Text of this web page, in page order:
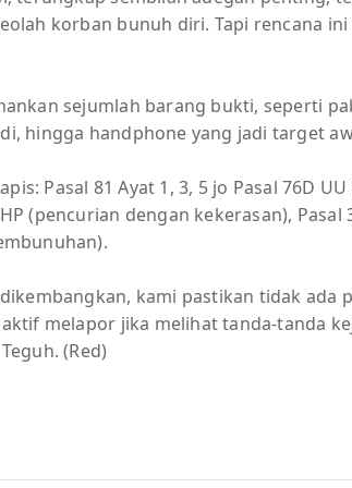
korban bunuh diri. Tapi rencana
sejumlah barang bukti, seperti
hingga handphone yang jadi target
Pasal 81 Ayat 1, 3, 5 jo Pasal 76D
(pencurian dengan kekerasan), Pasal
kami pastikan tidak ada
melapor jika melihat tanda-tanda
(Red)